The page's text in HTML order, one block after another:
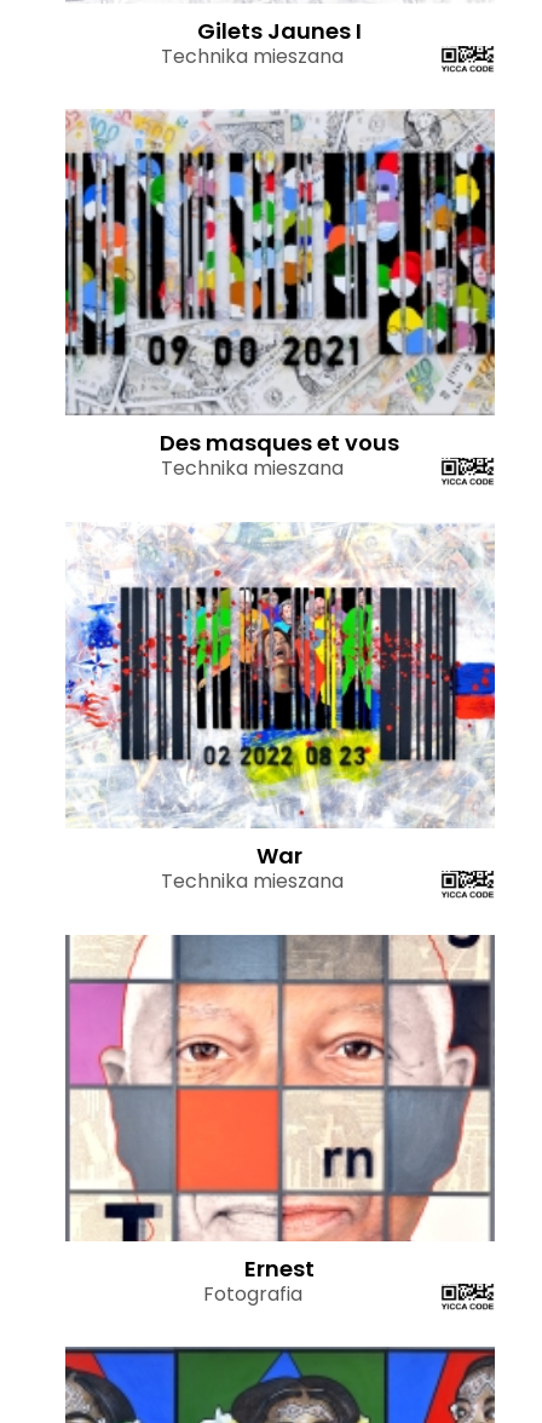
Gilets Jaunes I
Technika mieszana
Des masques et vous
Technika mieszana
War
Technika mieszana
Ernest
Fotografia